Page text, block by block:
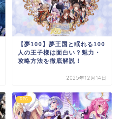
【夢100】夢王国と眠れる100
人の王子様は面白い？魅力・
攻略方法を徹底解説！
2025年12月14日
RPG